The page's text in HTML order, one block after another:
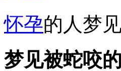
怀孕的人梦
梦见被蛇咬